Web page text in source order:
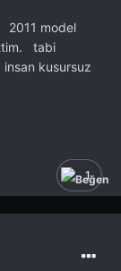
2011 model
tabi
kusursuz
1